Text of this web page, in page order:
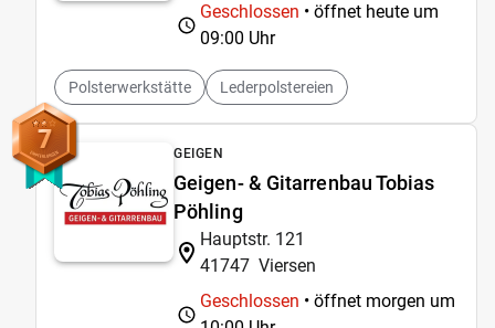
Geschlossen • öffnet heute um
09:00 Uhr
Polsterwerkstätte Lederpolstereien
7 GEIGEN
Geigen- & Gitarrenbau Tobias
Pöhling
Hauptstr. 121
41747 Viersen
Geschlossen • öffnet morgen um